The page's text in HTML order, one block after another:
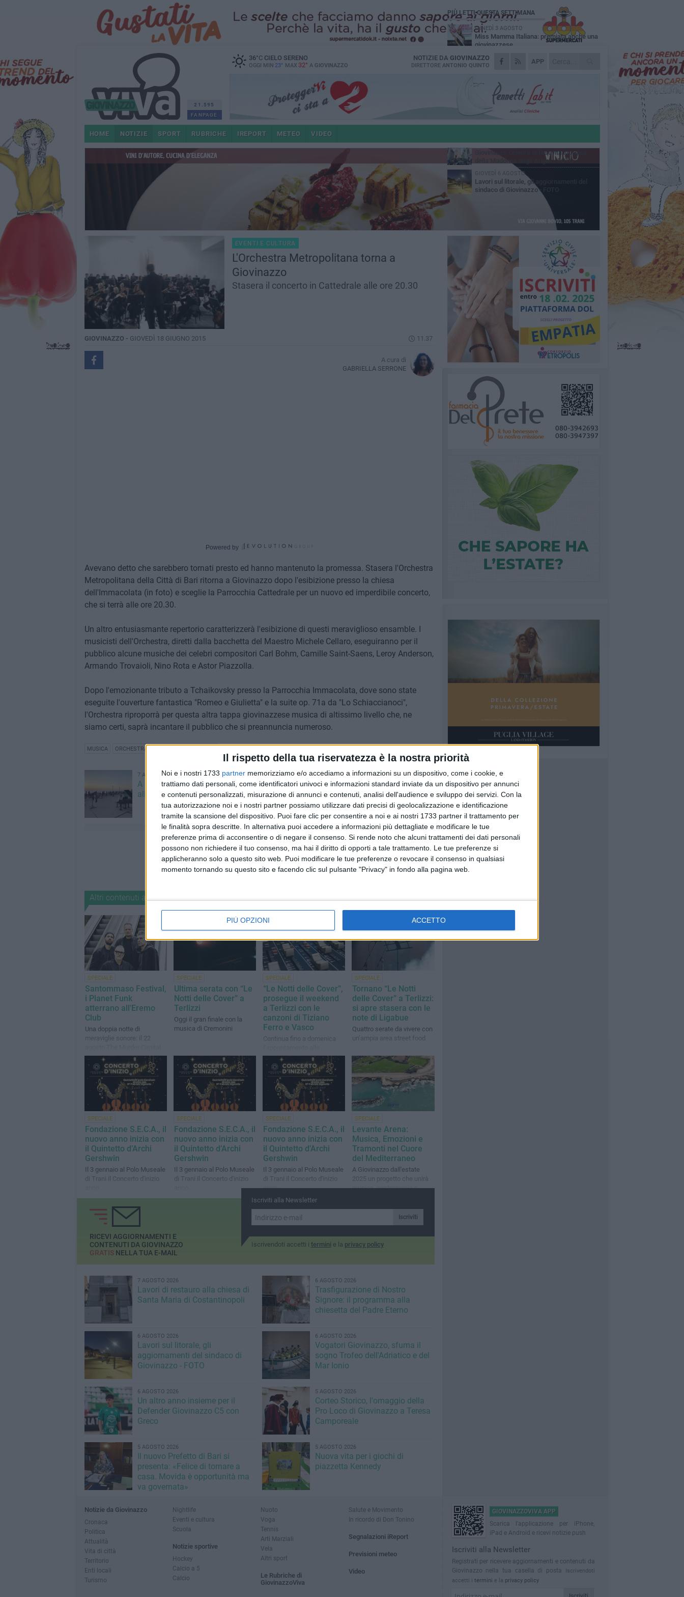
Il rispetto della tua riservatezza è la nostra priorità
Noi e i nostri 1733 partner memorizziamo e/o accediamo a informazioni su un dispositivo, come i cookie, e
trattiamo dati personali, come identificatori univoci e informazioni standard inviate da un dispositivo per annunci
e contenuti personalizzati, misurazione di annunci e contenuti, analisi dell'audience e sviluppo dei servizi. Con la
tua autorizzazione noi e i nostri partner possiamo utilizzare dati precisi di geolocalizzazione e identificazione
tramite la scansione del dispositivo. Puoi fare clic per consentire a noi e ai nostri 1733 partner il trattamento per
le finalità sopra descritte. In alternativa puoi accedere a informazioni più dettagliate e modificare le tue
preferenze prima di acconsentire o di negare il consenso. Si rende noto che alcuni trattamenti dei dati personali
possono non richiedere il tuo consenso, ma hai il diritto di opporti a tale trattamento. Le tue preferenze si
applicheranno solo a questo sito web. Puoi modificare le tue preferenze o revocare il consenso in qualsiasi
momento tornando su questo sito e facendo clic sul pulsante "Privacy" in fondo alla pagina web.
PIÙ OPZIONI ACCETTO
21.595
FANPAGE
36°CCIELO SERENO
OGGI MIN 23° MAX 32° A GIOVINAZZO
APP
NOTIZIE DA GIOVINAZZO
DIRETTORE ANTONIO QUINTO
HOME NOTIZIE SPORT RUBRICHE IREPORT METEO VIDEO
EVENTI E CULTURA
L'Orchestra Metropolitana torna a
Giovinazzo
Stasera il concerto in Cattedrale alle ore 20.30
GIOVINAZZO - GIOVEDÌ 18 GIUGNO 2015 11.37
A cura di
GABRIELLA SERRONE
Powered by
Avevano detto che sarebbero tornati presto ed hanno mantenuto la promessa. Stasera l'Orchestra
Metropolitana della Città di Bari ritorna a Giovinazzo dopo l'esibizione presso la chiesa
dell'Immacolata (in foto) e sceglie la Parrocchia Cattedrale per un nuovo ed imperdibile concerto,
che si terrà alle ore 20.30.
Un altro entusiasmante repertorio caratterizzerà l'esibizione di questi meraviglioso ensamble. I
musicisti dell'Orchestra, diretti dalla bacchetta del Maestro Michele Cellaro, eseguiranno per il
pubblico alcune musiche dei celebri compositori Carl Bohm, Camille Saint-Saens, Leroy Anderson,
Armando Trovaioli, Nino Rota e Astor Piazzolla.
Dopo l'emozionante tributo a Tchaikovsky presso la Parrocchia Immacolata, dove sono state
eseguite l'ouverture fantastica "Romeo e Giulietta" e la suite op. 71a da "Lo Schiaccianoci",
l'Orchestra riproporrà per questa altra tappa giovinazzese musica di altissimo livello che, ne
siamo certi, saprà incantare il pubblico che si preannuncia numeroso.
MUSICA ORCHESTRA METROPOLITANA DI BARI
7 AGOSTO 2026
A Giovinazzo c'è il Concerto
all'Alba
7 AGOSTO 2026
Grande partecipazione nell'agro
di Giovinazzo per la festa della
Trasfigurazione di Nostro
Signore
Altri contenuti a tema
SPECIALE
Santommaso Festival,
i Planet Funk
atterrano all'Eremo
Club
Una doppia notte di
meraviglie sonore: il 22
SPECIALE
Ultima serata con “Le
Notti delle Cover” a
Terlizzi
Oggi il gran finale con la
musica di Cremonini
SPECIALE
“Le Notti delle Cover”,
prosegue il weekend
a Terlizzi con le
canzoni di Tiziano
Ferro e Vasco
Continua fino a domenica
S.E.R.R.E - S.P. Terlizzi - Ruvo
di Puglia
SPECIALE
Tornano “Le Notti
delle Cover” a Terlizzi:
si apre stasera con le
note di Ligabue
Quattro serate da vivere con
un’ampia area street food
SPECIALE
Fondazione S.E.C.A., il
nuovo anno inizia con
il Quintetto d’Archi
Gershwin
Il 3 gennaio al Polo Museale
di Trani il Concerto d'inizio
SPECIALE
Fondazione S.E.C.A., il
nuovo anno inizia con
il Quintetto d’Archi
Gershwin
Il 3 gennaio al Polo Museale
di Trani il Concerto d'inizio
SPECIALE
Fondazione S.E.C.A., il
nuovo anno inizia con
il Quintetto d’Archi
Gershwin
Il 3 gennaio al Polo Museale
di Trani il Concerto d'inizio
anno
SPECIALE
Levante Arena:
Musica, Emozioni e
Tramonti nel Cuore
del Mediterraneo
A Giovinazzo dall'estate
2025 un progetto che unirà
musica, gastronomia e
Iscriviti alla Newsletter
Iscriviti
Iscrivendoti accetti i termini e la privacy policy
RICEVI AGGIORNAMENTI E
CONTENUTI DA GIOVINAZZO
GRATISNELLA TUA E-MAIL
7 AGOSTO 2026
Lavori di restauro alla chiesa di
Santa Maria di Costantinopoli
6 AGOSTO 2026
Trasfigurazione di Nostro
Signore: il programma alla
chiesetta del Padre Eterno
6 AGOSTO 2026
Lavori sul litorale, gli
aggiornamenti del sindaco di
Giovinazzo - FOTO
6 AGOSTO 2026
Vogatori Giovinazzo, sfuma il
sogno Trofeo dell'Adriatico e del
Mar Ionio
6 AGOSTO 2026
Un altro anno insieme per il
Defender Giovinazzo C5 con
Greco
5 AGOSTO 2026
Corteo Storico, l'omaggio della
Pro Loco di Giovinazzo a Teresa
Camporeale
5 AGOSTO 2026
Il nuovo Prefetto di Bari si
presenta: «Felice di tornare a
casa. Movida è opportunità ma
va governata»
5 AGOSTO 2026
Nuova vita per i giochi di
piazzetta Kennedy
PIÙ LETTI QUESTA SETTIMANA
LUNEDÌ 3 AGOSTO
Miss Mamma Italiana: premiata anche una
giovinazzese
MARTEDÌ 4 AGOSTO
Liquidi oleosi sul litorale di Giovinazzo,
MERCOLEDÌ 5 AGOSTO
Problemi raccolta plastica in Puglia:
l'assessora Ciliento prova a spegnere le
LUNEDÌ 3 AGOSTO
«Giovinazzo, a che punto siamo?»:
MARTEDÌ 4 AGOSTO
Giovinazzo celebra la festività liturgica
della Madonna degli Angeli - FOTO
GIOVEDÌ 6 AGOSTO
Lavori sul litorale, gli aggiornamenti del
sindaco di Giovinazzo - FOTO
Notizie da Giovinazzo
Cronaca
Politica
Attualità
Vita di città
Territorio
Enti locali
Turismo
Nightlife
Eventi e cultura
Scuola
Notizie sportive
Hockey
Calcio a 5
Calcio
Nuoto
Voga
Tennis
Arti Marziali
Vela
Altri sport
Le Rubriche di
GiovinazzoViva
Salute e Movimento
In ricordo di Don Tonino
Segnalazioni iReport
Previsioni meteo
Video
GIOVINAZZOVIVA APP
Scarica l'applicazione per iPhone,
iPad e Android e ricevi notizie push
Iscriviti alla Newsletter
Registrati per ricevere aggiornamenti e contenuti da
Giovinazzo nella tua casella di posta
Iscrivendoti
accetti i termini e la privacy policy